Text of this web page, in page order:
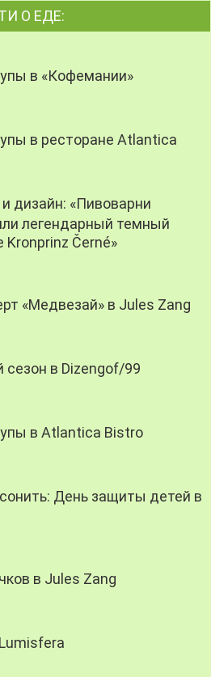
О ЕДЕ:
в «Кофемании»
в ресторане Atlantica
дизайн: «Пивоварни
легендарный темный
Kronprinz Černé»
«Медвезай» в Jules Zang
сезон в Dizengof/99
в Atlantica Bistro
День защиты детей в
в Jules Zang